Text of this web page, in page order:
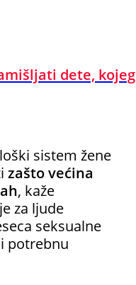
dete,
sistem žene
zašto većina
, kaže
za ljude
seksualne
potrebnu